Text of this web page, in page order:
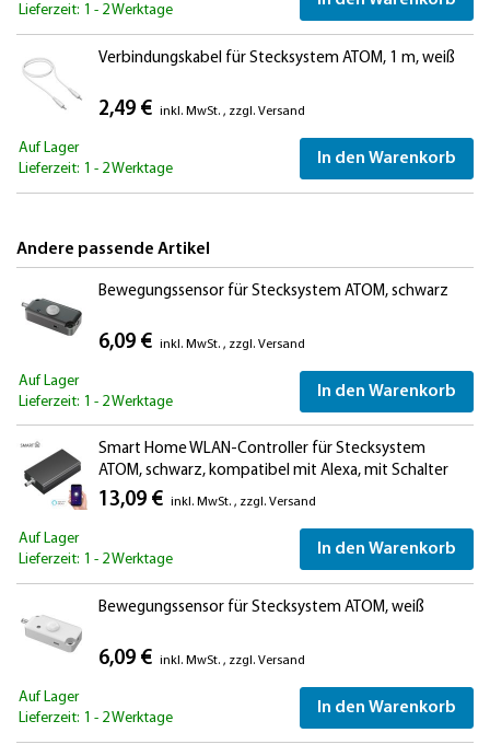
Lieferzeit: 1 - 2 Werktage
Verbindungskabel für Stecksystem ATOM, 1 m, weiß
2,49 € inkl. MwSt. , zzgl. Versand
Auf Lager
Lieferzeit: 1 - 2 Werktage
In den Warenkorb
Andere passende Artikel
Bewegungssensor für Stecksystem ATOM, schwarz
6,09 € inkl. MwSt. , zzgl. Versand
Auf Lager
Lieferzeit: 1 - 2 Werktage
In den Warenkorb
Smart Home WLAN-Controller für Stecksystem
ATOM, schwarz, kompatibel mit Alexa, mit Schalter
13,09 € inkl. MwSt. , zzgl. Versand
Auf Lager
Lieferzeit: 1 - 2 Werktage
In den Warenkorb
Bewegungssensor für Stecksystem ATOM, weiß
6,09 € inkl. MwSt. , zzgl. Versand
Auf Lager
Lieferzeit: 1 - 2 Werktage
In den Warenkorb